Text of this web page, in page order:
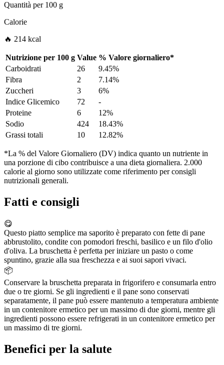
Quantità per100 g
Calorie
🔥 214 kcal
Nutrizione per 100 g Value % Valore giornaliero*
Carboidrati
26
9.45%
Fibra
2
7.14%
Zuccheri
3
6%
Indice Glicemico
72
-
Proteine
6
12%
Sodio
424
18.43%
Grassi totali
10 12.82%
*La % del Valore Giornaliero (DV) indica quanto un nutriente in
una porzione di cibo contribuisce a una dieta giornaliera. 2.000
calorie al giorno sono utilizzate come riferimento per consigli
nutrizionali generali.
Fatti e consigli
😋
Questo piatto semplice ma saporito è preparato con fette di pane
abbrustolito, condite con pomodori freschi, basilico e un filo d'olio
d'oliva. La bruschetta è perfetta per iniziare un pasto o come
spuntino, grazie alla sua freschezza e ai suoi sapori vivaci.
📦
Conservare la bruschetta preparata in frigorifero e consumarla entro
due o tre giorni. Se gli ingredienti e il pane sono conservati
separatamente, il pane può essere mantenuto a temperatura ambiente
in un contenitore ermetico per un massimo di due giorni, mentre gli
ingredienti possono essere refrigerati in un contenitore ermetico per
un massimo di tre giorni.
Benefici per la salute